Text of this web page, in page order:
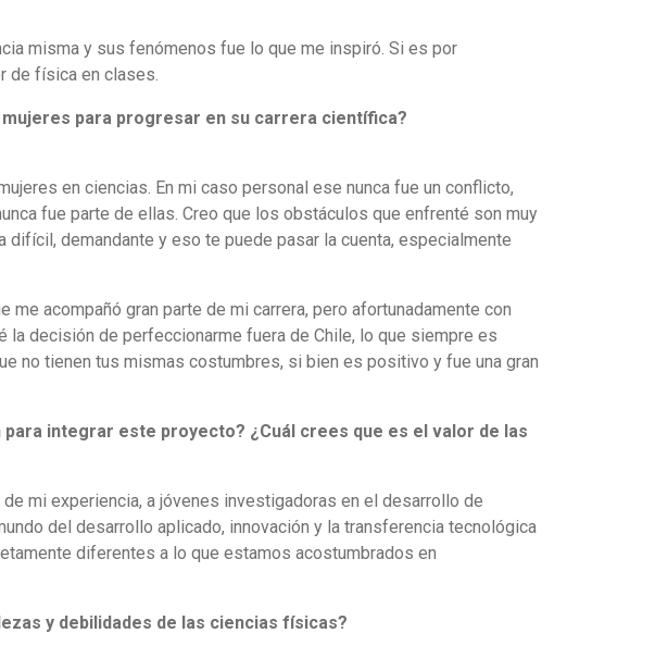
misma y sus fenómenos fue lo que me inspiró. Si es por
de física en clases.
para progresar en su carrera científica?
en ciencias. En mi caso personal ese nunca fue un conflicto,
fue parte de ellas. Creo que los obstáculos que enfrenté son muy
demandante y eso te puede pasar la cuenta, especialmente
acompañó gran parte de mi carrera, pero afortunadamente con
decisión de perfeccionarme fuera de Chile, lo que siempre es
no tienen tus mismas costumbres, si bien es positivo y fue una gran
integrar este proyecto? ¿Cuál crees que es el valor de las
mi experiencia, a jóvenes investigadoras en el desarrollo de
del desarrollo aplicado, innovación y la transferencia tecnológica
diferentes a lo que estamos acostumbrados en
y debilidades de las ciencias físicas?